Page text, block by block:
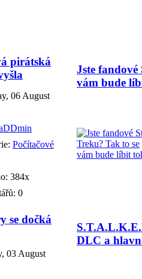
pirátská
06 August
Počítačové
384x
0
Jste
vám bude
se dočká
03 August
DLC a